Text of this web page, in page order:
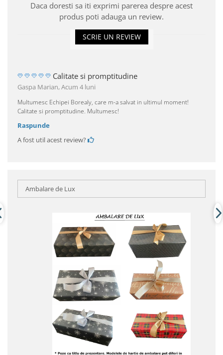
Daca doresti sa iti exprimi parerea despre acest
produs poti adauga un review.
SCRIE UN REVIEW
Calitate si promptitudine
Gaspa Marian,Acum 4 luni
Multumesc Echipei Borealy, care m-a salvat in ultimul moment!
Calitate si promptitudine. Multumesc!
Raspunde
A fost util acest review?
Ambalare de Lux